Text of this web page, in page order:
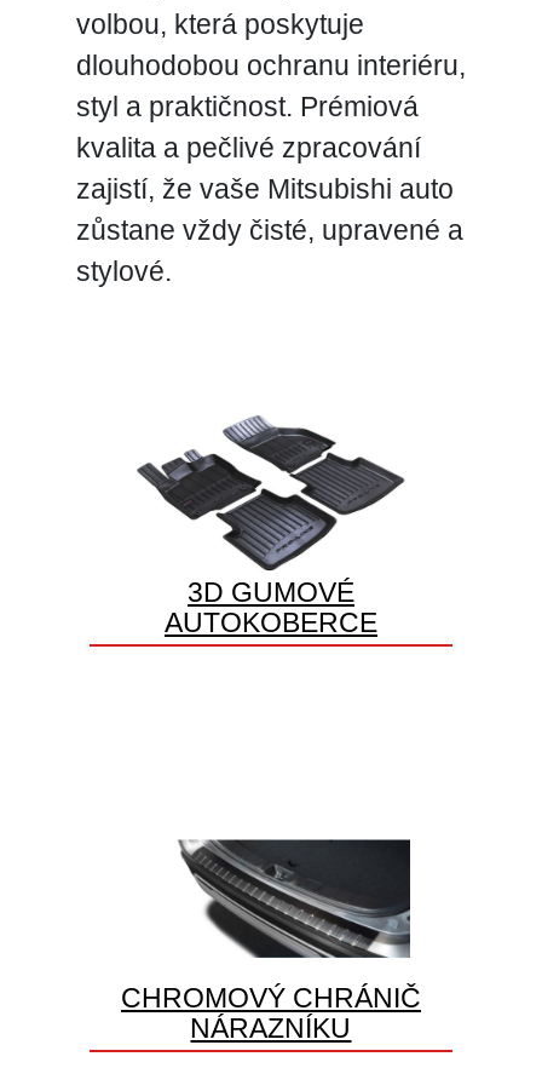
volbou, která poskytuje
dlouhodobou ochranu interiéru,
styl a praktičnost. Prémiová
kvalita a pečlivé zpracování
zajistí, že vaše Mitsubishi auto
zůstane vždy čisté, upravené a
stylové.
3D GUMOVÉ
AUTOKOBERCE
CHROMOVÝ CHRÁNIČ
NÁRAZNÍKU